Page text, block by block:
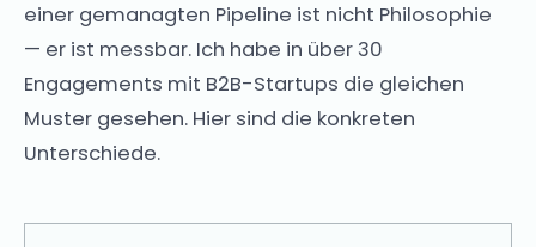
einer gemanagten Pipeline ist nicht Philosophie
— er ist messbar. Ich habe in über 30
Engagements mit B2B-Startups die gleichen
Muster gesehen. Hier sind die konkreten
Unterschiede.